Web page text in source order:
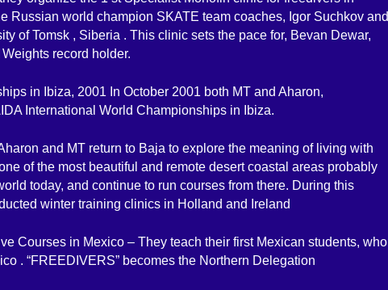
Russian world champion SKATE team coaches, Igor Suchkov and
of Tomsk , Siberia . This clinic sets the pace for, Bevan Dewar,
record holder.
in Ibiza, 2001 In October 2001 both MT and Aharon,
International World Championships in Ibiza.
and MT return to Baja to explore the meaning of living with
of the most beautiful and remote desert coastal areas probably
today, and continue to run courses from there. During this
winter training clinics in Holland and Ireland
Courses in Mexico – They teach their first Mexican students, who
. “FREEDIVERS” becomes the Northern Delegation